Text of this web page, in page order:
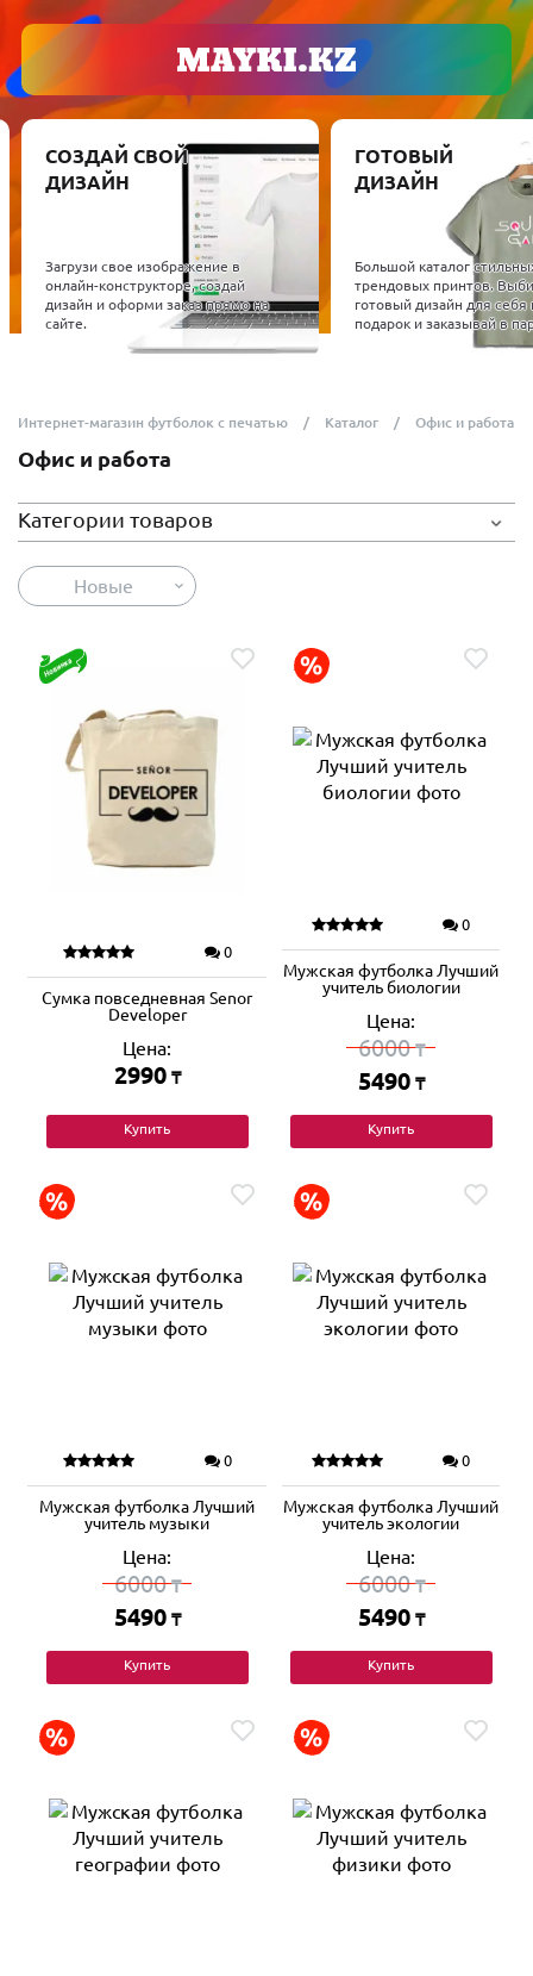
СОЗДАЙ СВОЙ
ДИЗАЙН
Загрузи свое изображение в
онлайн-конструкторе, создай
дизайн и оформи заказ прямо на
сайте.
ГОТОВЫЙ
ДИЗАЙН
Большой каталог
трендовых принтов.
готовый дизайн для себя
подарок и заказывай в
Интернет-магазин футболок с печатью Каталог Офис и работа
Офис и работа
Категории товаров
Новые
0
Сумка повседневная Senor
Developer
Цена:
2990 ₸
Купить
0
Мужская футболка Лучший
учитель биологии
Цена:
6000₸
5490 ₸
Купить
0
Мужская футболка Лучший
учитель музыки
Цена:
6000₸
5490 ₸
Купить
0
Мужская футболка Лучший
учитель экологии
Цена:
6000₸
5490 ₸
Купить